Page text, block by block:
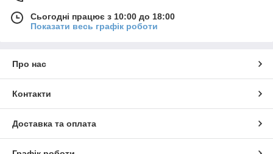
Сьогодні працює з 10:00 до 18:00
Показати весь графік роботи
Про нас
Контакти
Доставка та оплата